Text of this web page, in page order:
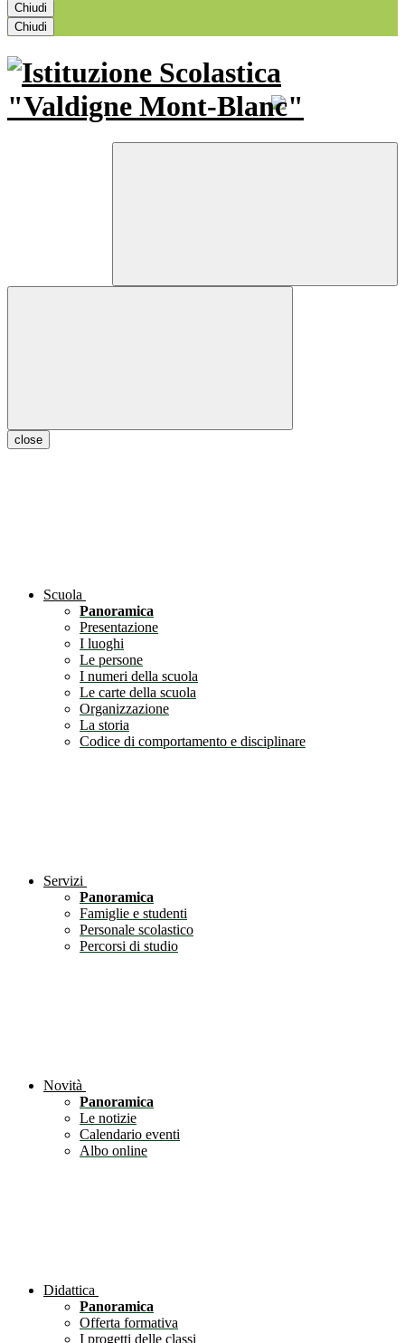
Chiudi
Chiudi
close
Scuola
Panoramica
Presentazione
I luoghi
Le persone
I numeri della scuola
Le carte della scuola
Organizzazione
La storia
Codice di comportamento e disciplinare
Servizi
Panoramica
Famiglie e studenti
Personale scolastico
Percorsi di studio
Novità
Panoramica
Le notizie
Calendario eventi
Albo online
Didattica
Panoramica
Offerta formativa
I progetti delle classi